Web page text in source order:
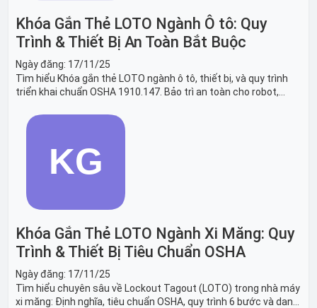
Khóa Gắn Thẻ LOTO Ngành Ô tô: Quy
Trình & Thiết Bị An Toàn Bắt Buộc
Ngày đăng: 17/11/25
Tìm hiểu Khóa gắn thẻ LOTO ngành ô tô, thiết bị, và quy trình
triển khai chuẩn OSHA 1910.147. Bảo trì an toàn cho robot,
Khóa Gắn Thẻ LOTO Ngành Xi Măng: Quy
Trình & Thiết Bị Tiêu Chuẩn OSHA
Ngày đăng: 17/11/25
Tìm hiểu chuyên sâu về Lockout Tagout (LOTO) trong nhà máy
xi măng: Định nghĩa, tiêu chuẩn OSHA, quy trình 6 bước và danh